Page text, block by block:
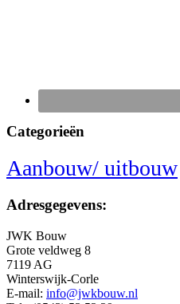
Categorieën
Aanbouw/ uitbouw
Adresgegevens:
JWK Bouw
Grote veldweg 8
7119 AG
Winterswijk-Corle
E-mail: info@jwkbouw.nl